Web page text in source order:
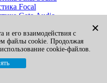
Focal
Gato Audio
Jamo
KEF
Klipsch
Legacy
M&K Sound
✕
и его взаимодействия с
файлы cookie. Продолжая
cookie-файлов.